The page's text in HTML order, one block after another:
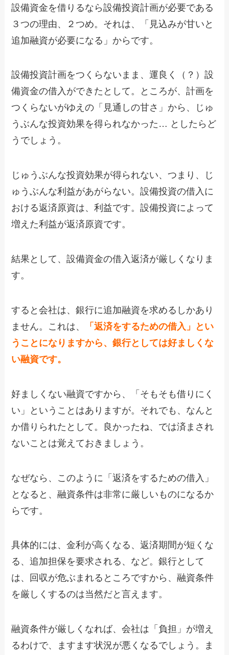
設備資金を借りるなら設備投資計画が必要である
３つの理由、２つめ。それは、「見込みが甘いと
追加融資が必要になる」からです。
設備投資計画をつくらないまま、運良く（？）設
備資金の借入ができたとして。ところが、計画を
つくらないがゆえの「見通しの甘さ」から、じゅ
うぶんな投資効果を得られなかった… としたらど
うでしょう。
じゅうぶんな投資効果が得られない、つまり、じ
ゅうぶんな利益があがらない。設備投資の借入に
おける返済原資は、利益です。設備投資によって
増えた利益が返済原資です。
結果として、設備資金の借入返済が厳しくなりま
す。
すると会社は、銀行に追加融資を求めるしかあり
ません。これは、
「返済をするための借入」とい
うことになりますから、銀行としては好ましくな
い融資です。
好ましくない融資ですから、「そもそも借りにく
い」ということはありますが。それでも、なんと
か借りられたとして。良かったね、では済まされ
ないことは覚えておきましょう。
なぜなら、このように「返済をするための借入」
となると、融資条件は非常に厳しいものになるか
らです。
具体的には、金利が高くなる、返済期間が短くな
る、追加担保を要求される、など。銀行として
は、回収が危ぶまれるところですから、融資条件
を厳しくするのは当然だと言えます。
融資条件が厳しくなれば、会社は「負担」が増え
るわけで、ますます状況が悪くなるでしょう。ま